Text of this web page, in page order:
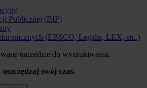
Publicznej (BIP)
(EBSCO, Legalis, LEX, etc.)
narzędzie do wyszukiwania.
oszczędzaj swój czas.